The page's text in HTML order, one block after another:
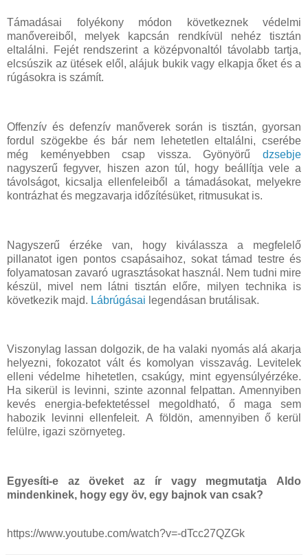
Támadásai folyékony módon következnek védelmi
manővereiből, melyek kapcsán rendkívül nehéz tisztán
eltalálni. Fejét rendszerint a középvonaltól távolabb tartja,
elcsúszik az ütések elől, alájuk bukik vagy elkapja őket és a
rúgásokra is számít.
Offenzív és defenzív manőverek során is tisztán, gyorsan
fordul szögekbe és bár nem lehetetlen eltalálni, cserébe
még keményebben csap vissza. Gyönyörű dzsebje
nagyszerű fegyver, hiszen azon túl, hogy beállítja vele a
távolságot, kicsalja ellenfeleiből a támadásokat, melyekre
kontrázhat és megzavarja időzítésüket, ritmusukat is.
Nagyszerű érzéke van, hogy kiválassza a megfelelő
pillanatot igen pontos csapásaihoz, sokat támad testre és
folyamatosan zavaró ugrasztásokat használ. Nem tudni mire
készül, mivel nem látni tisztán előre, milyen technika is
következik majd. Lábrúgásai legendásan brutálisak.
Viszonylag lassan dolgozik, de ha valaki nyomás alá akarja
helyezni, fokozatot vált és komolyan visszavág. Levitelek
elleni védelme hihetetlen, csakúgy, mint egyensúlyérzéke.
Ha sikerül is levinni, szinte azonnal felpattan. Amennyiben
kevés energia-befektetéssel megoldható, ő maga sem
habozik levinni ellenfeleit. A földön, amennyiben ő kerül
felülre, igazi szörnyeteg.
Egyesíti-e az öveket az ír vagy megmutatja Aldo
mindenkinek, hogy egy öv, egy bajnok van csak?
https://www.youtube.com/watch?v=-dTcc27QZGk